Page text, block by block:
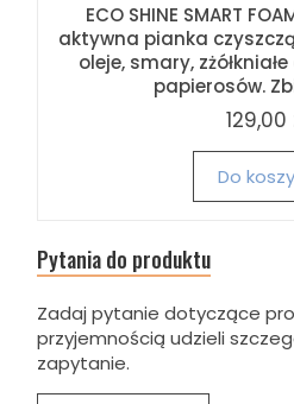
ECO SHINE SMART
aktywna pianka
oleje, smary,
papierosów.
129,00
Do
Pytania do produktu
Zadaj pytanie dotyczące
przyjemnością udzieli
zapytanie.